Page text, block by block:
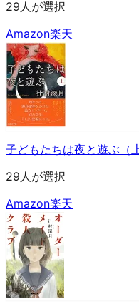
29人が選択
Amazon楽天
子どもたちは夜と遊ぶ（上
29人が選択
Amazon楽天